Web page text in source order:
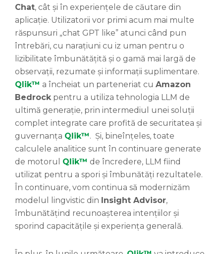
Chat, cât și în experiențele de căutare din
aplicație. Utilizatorii vor primi acum mai multe
răspunsuri „chat GPT like” atunci când pun
întrebări, cu narațiuni cu iz uman pentru o
lizibilitate îmbunătățită și o gamă mai largă de
observații, rezumate și informații suplimentare.
Qlik™ a încheiat un parteneriat cu Amazon
Bedrockpentru a utiliza tehnologia LLM de
ultimă generație, prin intermediul unei soluții
complet integrate care profită de securitatea și
guvernanța Qlik™. Și, bineînțeles, toate
calculele analitice sunt în continuare generate
de motorul Qlik™ de încredere, LLM fiind
utilizat pentru a spori și îmbunătăți rezultatele.
În continuare, vom continua să modernizăm
modelul lingvistic din Insight Advisor,
îmbunătățind recunoașterea intențiilor și
sporind capacitățile și experiența generală.